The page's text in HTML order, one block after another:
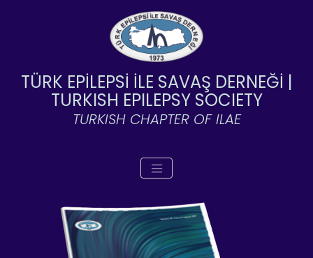
TÜRK EPİLEPSİ İLE SAVAŞ DERNEĞİ |
TURKISH EPILEPSY SOCIETY
TURKISH CHAPTER OF ILAE